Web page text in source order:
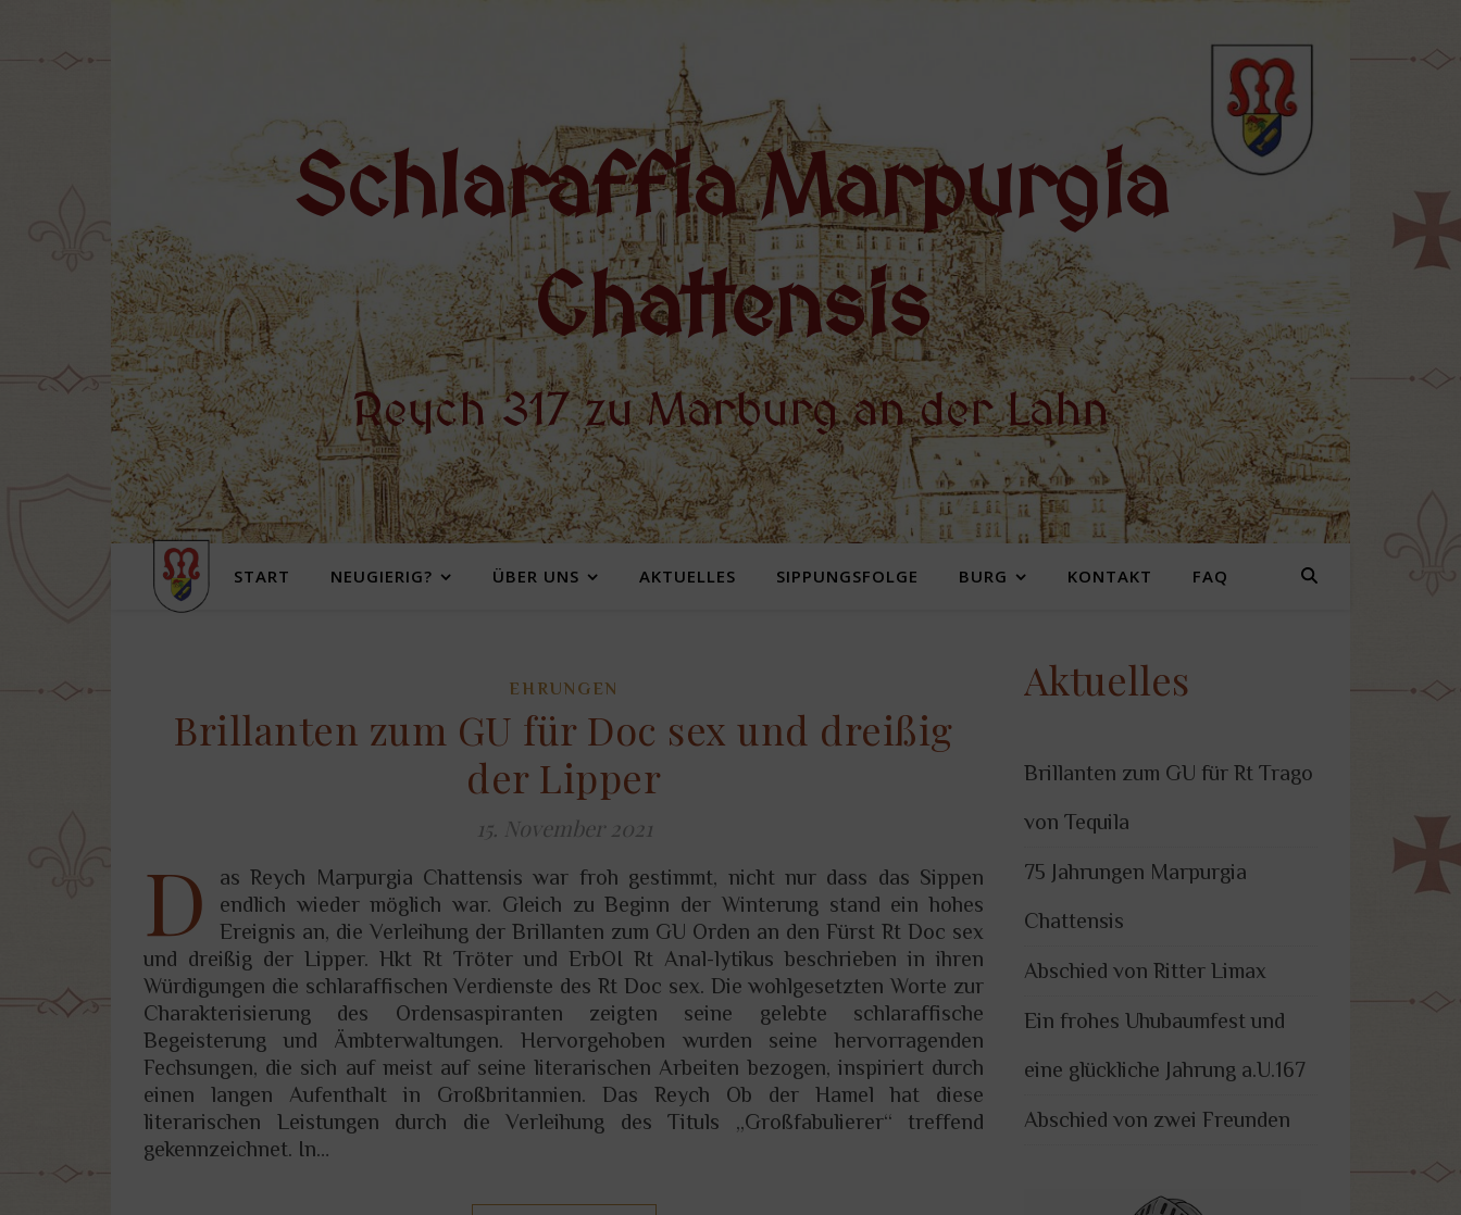
Schlaraffia Marpurgia
Chattensis
Reych 317 zu Marburg an der Lahn
START NEUGIERIG? ÜBER UNS AKTUELLES SIPPUNGSFOLGE BURG KONTAKT FAQ
EHRUNGEN
Brillanten zum GU für Doc sex und dreißig
der Lipper
15. November 2021
D
as Reych Marpurgia Chattensis war froh gestimmt, nicht nur dass das Sippen
endlich wieder möglich war. Gleich zu Beginn der Winterung stand ein hohes
Ereignis an, die Verleihung der Brillanten zum GU Orden an den Fürst Rt Doc sex
und dreißig der Lipper. Hkt Rt Tröter und ErbOI Rt Anal-lytikus beschrieben in ihren
Würdigungen die schlaraffischen Verdienste des Rt Doc sex. Die wohlgesetzten Worte zur
Charakterisierung des Ordensaspiranten zeigten seine gelebte schlaraffische
Begeisterung und Ämbterwaltungen. Hervorgehoben wurden seine hervorragenden
Fechsungen, die sich auf meist auf seine literarischen Arbeiten bezogen, inspiriert durch
einen langen Aufenthalt in Großbritannien. Das Reych Ob der Hamel hat diese
literarischen Leistungen durch die Verleihung des Tituls „Großfabulierer“ treffend
gekennzeichnet. In…
Aktuelles
Brillanten zum GU für Rt Trago
von Tequila
75 Jahrungen Marpurgia
Chattensis
Abschied von Ritter Limax
Ein frohes Uhubaumfest und
eine glückliche Jahrung a.U.167
Abschied von zwei Freunden